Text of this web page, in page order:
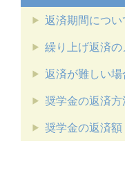
返済期間につい
繰り上げ返済の
返済が難しい場
奨学金の返済方
奨学金の返済額